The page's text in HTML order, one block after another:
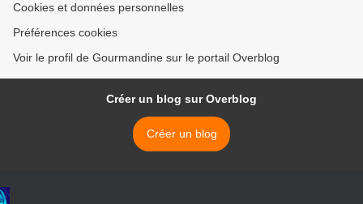
Cookies et données personnelles
Préférences cookies
Voir le profil de Gourmandine sur le portail Overblog
Créer un blog sur Overblog
Créer un blog